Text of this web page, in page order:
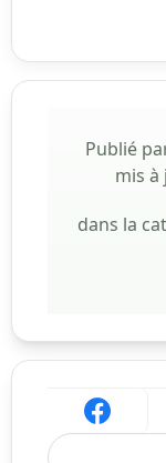
Publié
mis à
dans la